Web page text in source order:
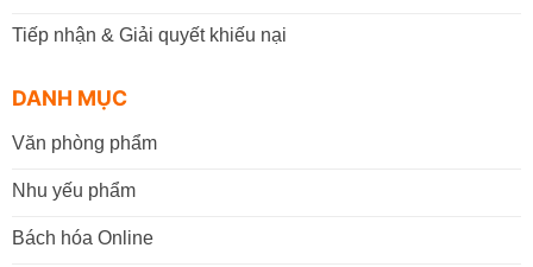
Tiếp nhận & Giải quyết khiếu nại
DANH MỤC
Văn phòng phẩm
Nhu yếu phẩm
Bách hóa Online